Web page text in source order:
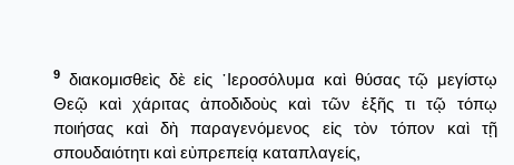
9
διακομισθεὶς δὲ εἰς ῾Ιεροσόλυμα καὶ θύσας τῷ μεγίστῳ
Θεῷ καὶ χάριτας ἀποδιδοὺς καὶ τῶν ἑξῆς τι τῷ τόπῳ
ποιήσας καὶ δὴ παραγενόμενος εἰς τὸν τόπον καὶ τῇ
σπουδαιότητι καὶ εὐπρεπείᾳ καταπλαγείς,